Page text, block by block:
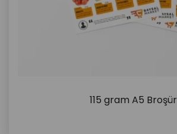
115 gram A5 Broşür